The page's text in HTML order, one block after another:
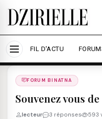
Nous utilisons des
expérience et
Accepter
FIL D'ACTU
Forums
FORUM BINATNA
Souvenez vous
lecteur 3 réponses 593